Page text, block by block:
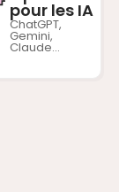
pour les IA
ChatGPT,
Gemini,
Claude...